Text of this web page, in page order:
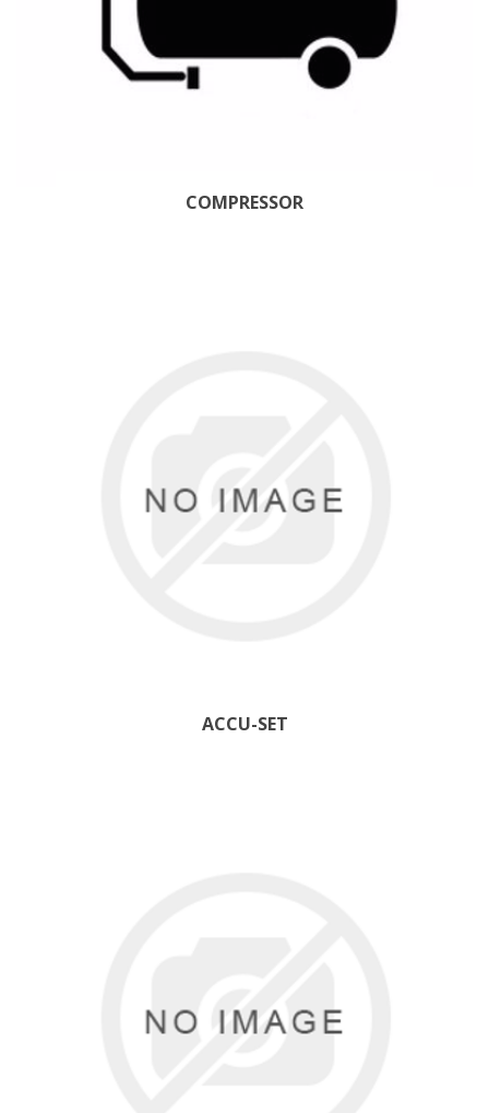
COMPRESSOR
ACCU-SET